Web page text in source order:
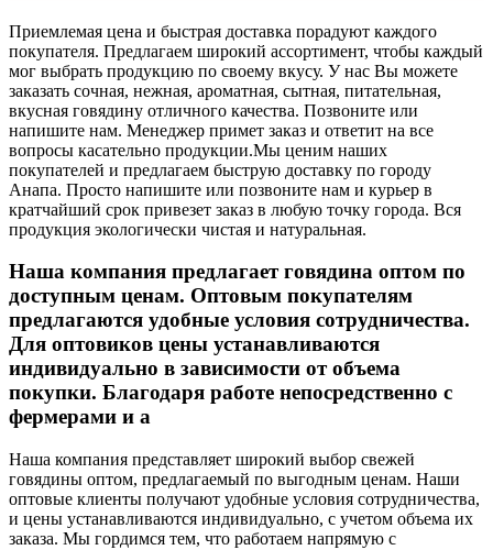
Приемлемая цена и быстрая доставка порадуют каждого
покупателя. Предлагаем широкий ассортимент, чтобы каждый
мог выбрать продукцию по своему вкусу. У нас Вы можете
заказать сочная, нежная, ароматная, сытная, питательная,
вкусная говядину отличного качества. Позвоните или
напишите нам. Менеджер примет заказ и ответит на все
вопросы касательно продукции.Мы ценим наших
покупателей и предлагаем быструю доставку по городу
Анапа. Просто напишите или позвоните нам и курьер в
кратчайший срок привезет заказ в любую точку города. Вся
продукция экологически чистая и натуральная.
Наша компания предлагает говядина оптом по
доступным ценам. Оптовым покупателям
предлагаются удобные условия сотрудничества.
Для оптовиков цены устанавливаются
индивидуально в зависимости от объема
покупки. Благодаря работе непосредственно с
фермерами и а
Наша компания представляет широкий выбор свежей
говядины оптом, предлагаемый по выгодным ценам. Наши
оптовые клиенты получают удобные условия сотрудничества,
и цены устанавливаются индивидуально, с учетом объема их
заказа. Мы гордимся тем, что работаем напрямую с